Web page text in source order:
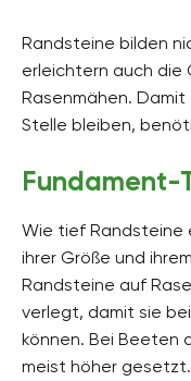
Randsteine bilden
erleichtern auch die
Rasenmähen.
Stelle bleiben,
Fundament-
Wie tief Randsteine
ihrer Größe und
Randsteine auf
verlegt, damit sie
können. Bei Beeten
meist höher